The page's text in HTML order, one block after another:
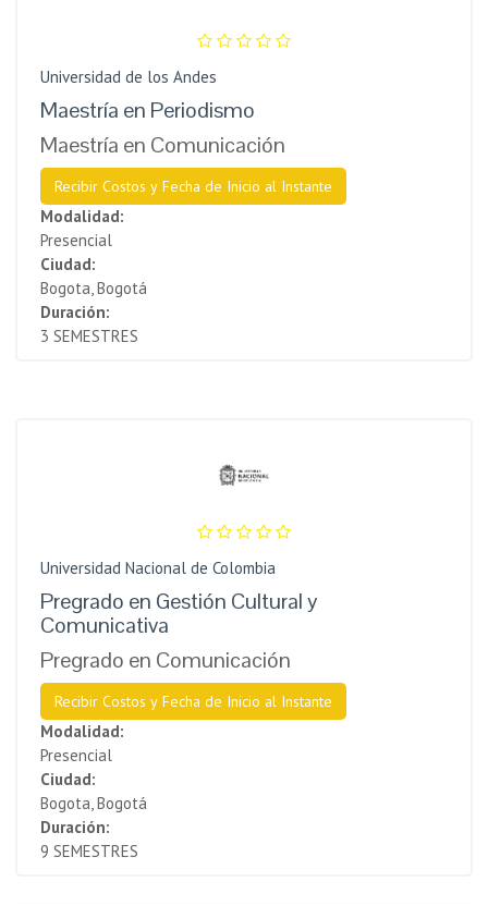
Universidad de los Andes
Maestría en Periodismo
Maestría en Comunicación
Recibir Costos y Fecha de Inicio al Instante
Modalidad:
Presencial
Ciudad:
Bogota, Bogotá
Duración:
3 SEMESTRES
Universidad Nacional de Colombia
Pregrado en Gestión Cultural y
Comunicativa
Pregrado en Comunicación
Recibir Costos y Fecha de Inicio al Instante
Modalidad:
Presencial
Ciudad:
Bogota, Bogotá
Duración:
9 SEMESTRES